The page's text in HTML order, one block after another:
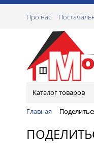
Про нас
Каталог товаров
Главная